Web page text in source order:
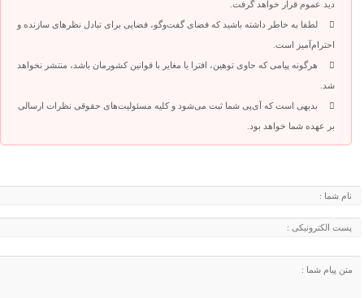
دید عموم قرار خواهد گرفت.
لطفا به خاطر داشته باشید که فضای گفت‌وگو، فضایی برای تبادل نظرهای سازنده و
احترام‌آمیز است.
هرگونه پیامی که حاوی توهین، افترا یا مغایر با قوانین کشورمان باشد، منتشر نخواهد
شد.
بدیهی است که آی‌پی شما ثبت می‌شود و کلیه مسئولیت‌های حقوقی نظرات ارسالی
بر عهده شما خواهد بود.